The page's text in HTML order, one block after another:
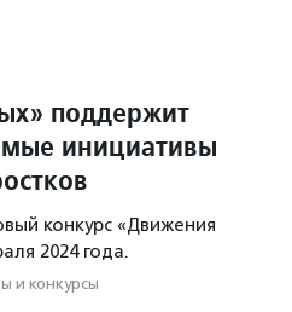
поддержит
инициативы
конкурс «Движения
2024 года.
и конкурсы